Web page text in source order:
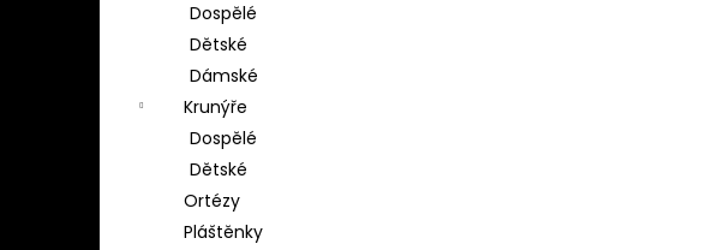
Dospělé
Dětské
Dámské
Krunýře
Dospělé
Dětské
Ortézy
Pláštěnky